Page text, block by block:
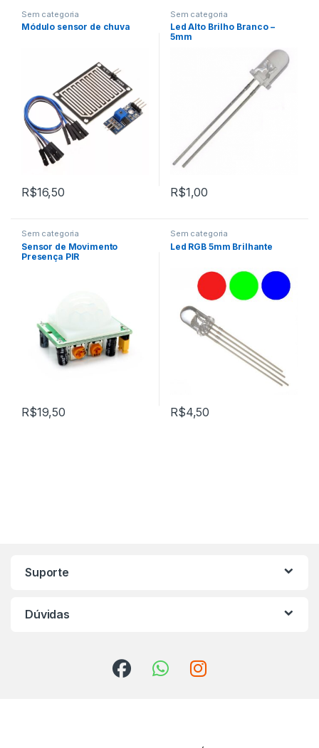
Sem categoria
Módulo sensor de chuva
R$16,50
Sem categoria
Led Alto Brilho Branco –
5mm
R$1,00
Sem categoria
Sensor de Movimento
Presença PIR
R$19,50
Sem categoria
Led RGB 5mm Brilhante
R$4,50
Suporte
Dúvidas